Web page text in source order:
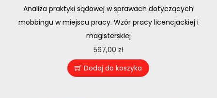
Analiza praktyki sądowej w sprawach dotyczących
mobbingu w miejscu pracy. Wzór pracy licencjackiej i
magisterskiej
597,00 zł
Dodaj do koszyka